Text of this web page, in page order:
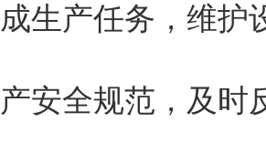
生产任务，维护
安全规范，及时